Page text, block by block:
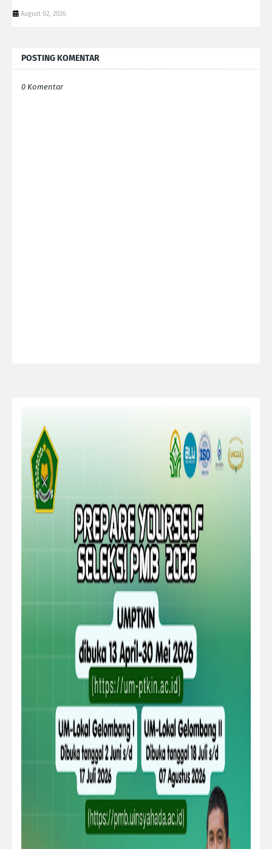
August 02, 2026
POSTING KOMENTAR
0 Komentar